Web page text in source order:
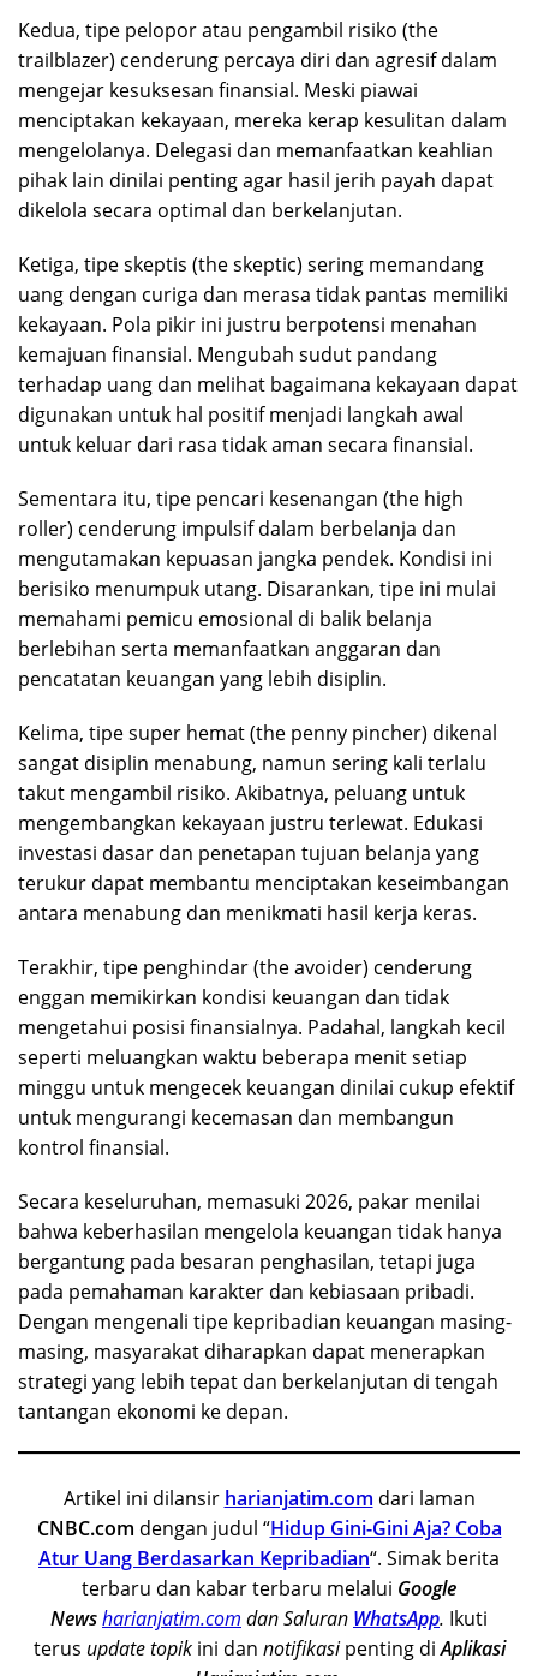
Kedua, tipe pelopor atau pengambil risiko (the
trailblazer) cenderung percaya diri dan agresif dalam
mengejar kesuksesan finansial. Meski piawai
menciptakan kekayaan, mereka kerap kesulitan dalam
mengelolanya. Delegasi dan memanfaatkan keahlian
pihak lain dinilai penting agar hasil jerih payah dapat
dikelola secara optimal dan berkelanjutan.
Ketiga, tipe skeptis (the skeptic) sering memandang
uang dengan curiga dan merasa tidak pantas memiliki
kekayaan. Pola pikir ini justru berpotensi menahan
kemajuan finansial. Mengubah sudut pandang
terhadap uang dan melihat bagaimana kekayaan dapat
digunakan untuk hal positif menjadi langkah awal
untuk keluar dari rasa tidak aman secara finansial.
Sementara itu, tipe pencari kesenangan (the high
roller) cenderung impulsif dalam berbelanja dan
mengutamakan kepuasan jangka pendek. Kondisi ini
berisiko menumpuk utang. Disarankan, tipe ini mulai
memahami pemicu emosional di balik belanja
berlebihan serta memanfaatkan anggaran dan
pencatatan keuangan yang lebih disiplin.
Kelima, tipe super hemat (the penny pincher) dikenal
sangat disiplin menabung, namun sering kali terlalu
takut mengambil risiko. Akibatnya, peluang untuk
mengembangkan kekayaan justru terlewat. Edukasi
investasi dasar dan penetapan tujuan belanja yang
terukur dapat membantu menciptakan keseimbangan
antara menabung dan menikmati hasil kerja keras.
Terakhir, tipe penghindar (the avoider) cenderung
enggan memikirkan kondisi keuangan dan tidak
mengetahui posisi finansialnya. Padahal, langkah kecil
seperti meluangkan waktu beberapa menit setiap
minggu untuk mengecek keuangan dinilai cukup efektif
untuk mengurangi kecemasan dan membangun
kontrol finansial.
Secara keseluruhan, memasuki 2026, pakar menilai
bahwa keberhasilan mengelola keuangan tidak hanya
bergantung pada besaran penghasilan, tetapi juga
pada pemahaman karakter dan kebiasaan pribadi.
Dengan mengenali tipe kepribadian keuangan masing-
masing, masyarakat diharapkan dapat menerapkan
strategi yang lebih tepat dan berkelanjutan di tengah
tantangan ekonomi ke depan.
Artikel ini dilansir harianjatim.com dari laman
CNBC.com dengan judul “Hidup Gini-Gini Aja? Coba
Atur Uang Berdasarkan Kepribadian“. Simak berita
terbaru dan kabar terbaru melalui Google
Newsharianjatim.com dan Saluran WhatsApp. Ikuti
terus update topikini dan notifikasipenting diAplikasi